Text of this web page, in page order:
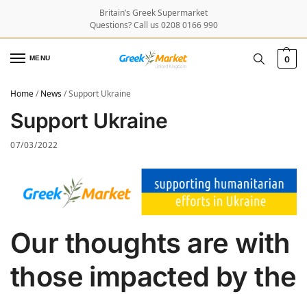
Britain’s Greek Supermarket
Questions? Call us 0208 0166 990
MENU 0
Home/News/Support Ukraine
Support Ukraine
07/03/2022
Our thoughts are with
those impacted by the